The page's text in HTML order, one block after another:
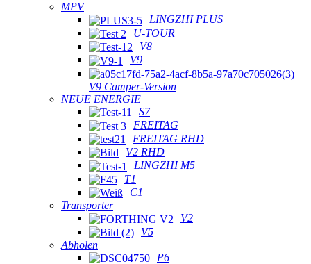
MPV
LINGZHI PLUS
U-TOUR
V8
V9
V9 Camper-Version
NEUE ENERGIE
S7
FREITAG
FREITAG RHD
V2 RHD
LINGZHI M5
T1
C1
Transporter
V2
V5
Abholen
P6